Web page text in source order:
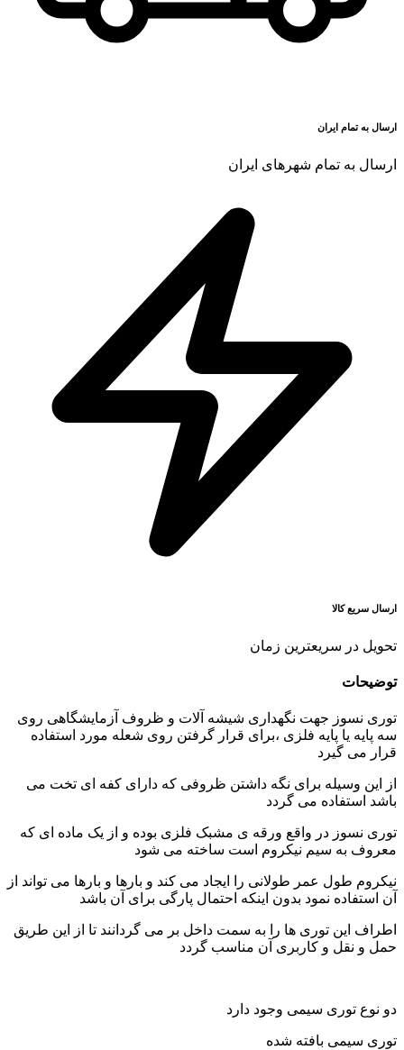
ارسال به تمام ایران
ارسال به تمام شهرهای ایران
ارسال سریع کالا
تحویل در سریعترین زمان
توضیحات
توری نسوز جهت نگهداری شیشه آلات و ظروف آزمایشگاهی روی
سه پایه یا پایه فلزی ،برای قرار گرفتن روی شعله مورد استفاده
قرار می گیرد
از این وسیله برای نگه داشتن ظروفی که دارای کفه ای تخت می
باشد استفاده می گردد
توری نسوز در واقع ورقه ی مشبک فلزی بوده و از یک ماده ای که
معروف به سیم نیکروم است ساخته می شود
نیکروم طول عمر طولانی را ایجاد می کند و بارها و بارها می تواند از
آن استفاده نمود بدون اینکه احتمال پارگی برای آن باشد
اطراف این توری ها را به سمت داخل بر می گردانند تا از این طریق
حمل و نقل و کاربری آن مناسب گردد
دو نوع توری سیمی وجود دارد
توری سیمی بافته شده